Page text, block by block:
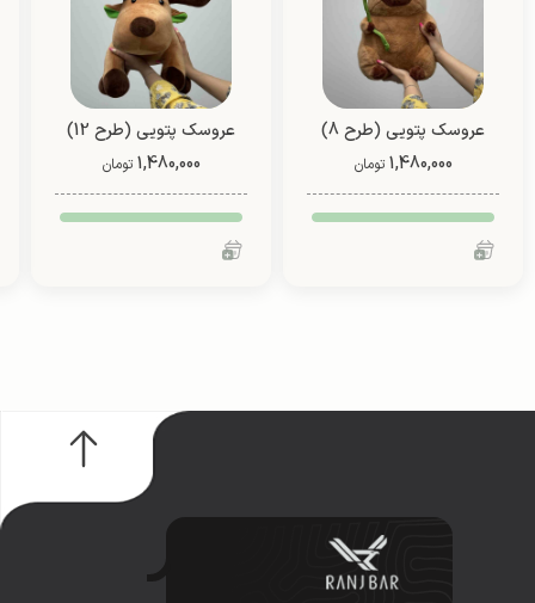
عروسک پتویی (طرح 8)
1,480,000 تومان
عروسک پتویی (طرح 12)
1,480,000 تومان